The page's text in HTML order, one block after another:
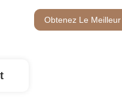
Obtenez Le